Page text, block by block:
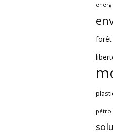
forêt